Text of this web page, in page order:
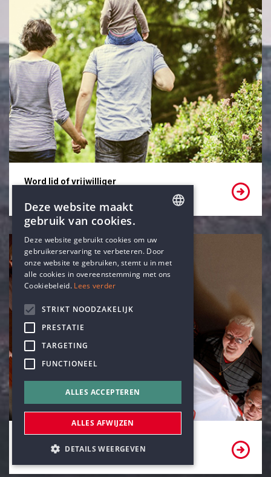
Word lid of vrijwilliger
DUTCH
Deze website maakt
gebruik van cookies.
Deze website gebruikt cookies om uw
gebruikerservaring te verbeteren. Door
onze website te gebruiken, stemt u in met
alle cookies in overeenstemming met ons
Cookiebeleid. Lees verder
STRIKT NOODZAKELIJK
PRESTATIE
TARGETING
FUNCTIONEEL
ALLES ACCEPTEREN
ALLES AFWIJZEN
DETAILS WEERGEVEN